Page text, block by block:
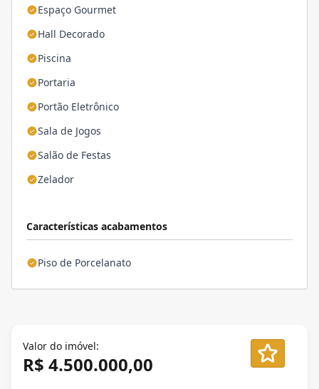
Espaço Gourmet
Hall Decorado
Piscina
Portaria
Portão Eletrônico
Sala de Jogos
Salão de Festas
Zelador
Características acabamentos
Piso de Porcelanato
Valor do imóvel:
R$ 4.500.000,00